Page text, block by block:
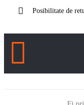
Posibilitate de